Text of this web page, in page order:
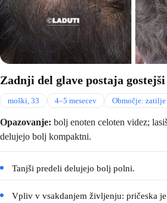
Zadnji del glave postaja gostejši
moški, 33 4–5 mesecev Območje: zatilje
Opazovanje: bolj enoten celoten videz;
delujejo bolj kompaktni.
Tanjši predeli delujejo bolj polni.
Vpliv v vsakdanjem življenju: pričeska